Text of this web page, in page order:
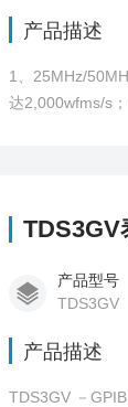
产品描述
1、25MHz/50MHz带宽，
达2,000wfms/s； 4、低底噪，宽范围垂直档位1mV/div~20V/div； 5、自动测量28种波形参数 6、7英寸TFT
TDS3GV
产品型号
TDS3GV
产品描述
TDS3GV －GPIB（IEEE-